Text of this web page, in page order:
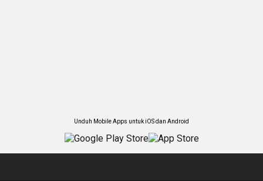
Unduh Mobile Apps untuk iOS dan Android